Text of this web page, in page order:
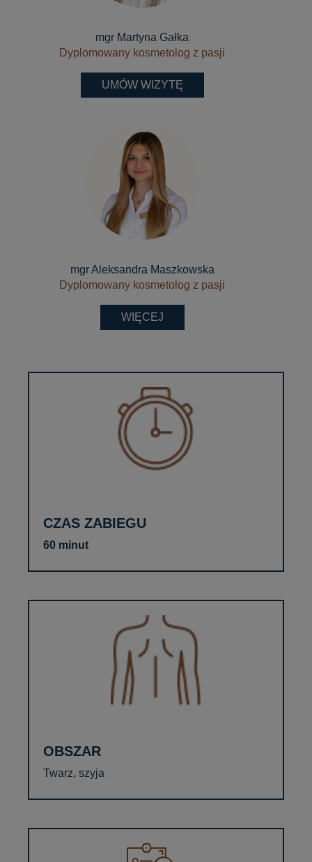
mgr Martyna Gałka
Dyplomowany kosmetolog z pasji
UMÓW WIZYTĘ
mgr Aleksandra Maszkowska
Dyplomowany kosmetolog z pasji
WIĘCEJ
CZAS ZABIEGU
60 minut
OBSZAR
Twarz, szyja